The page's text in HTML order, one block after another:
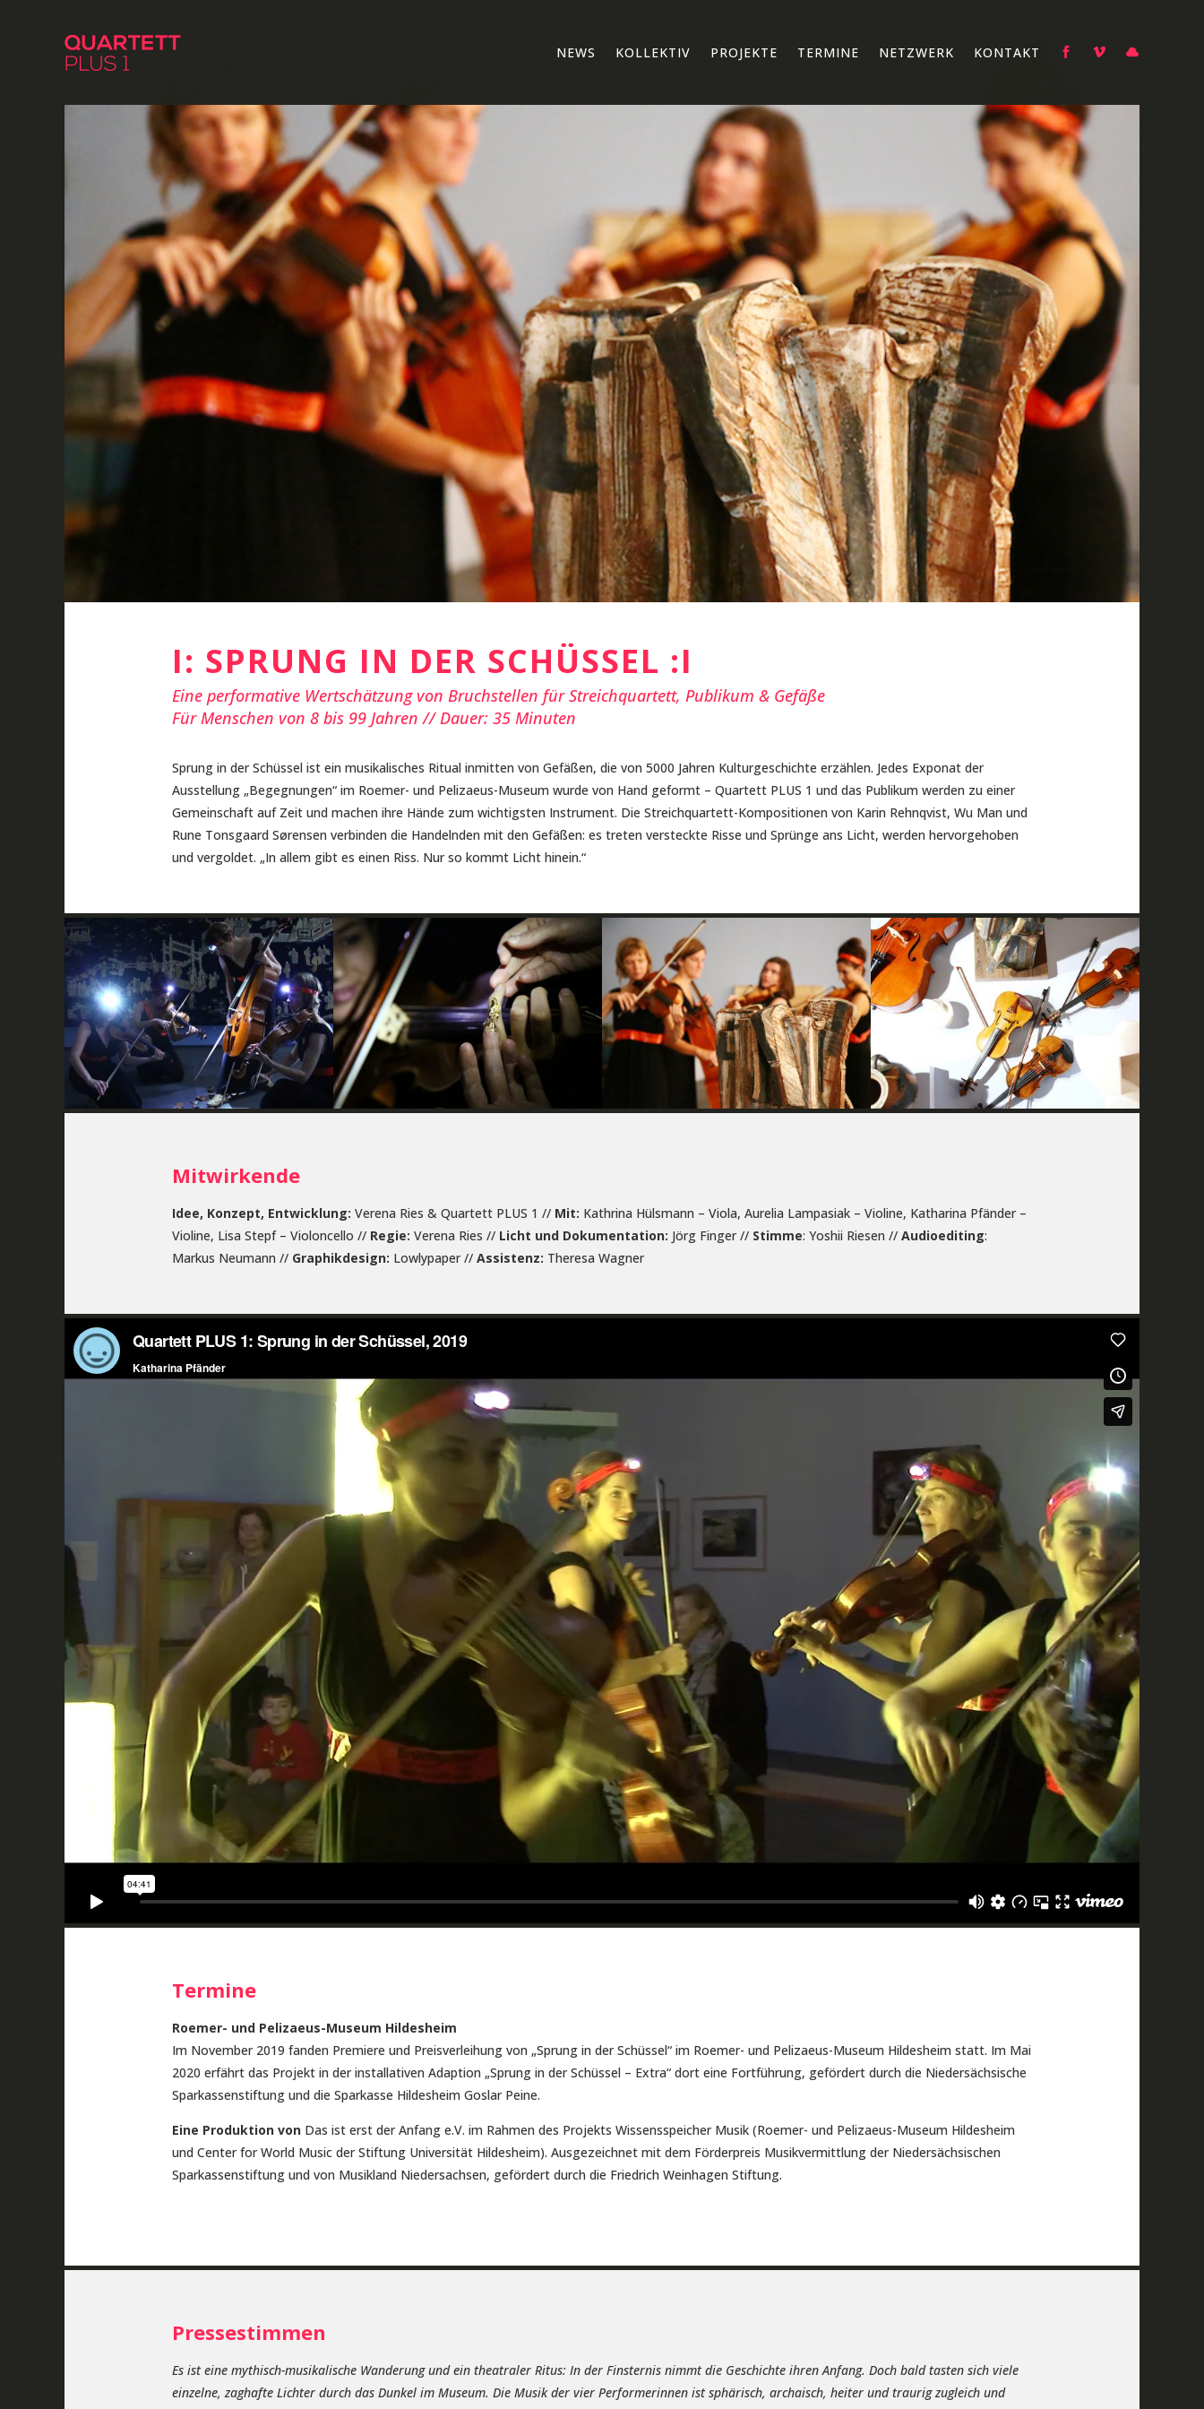
NEWS KOLLEKTIV PROJEKTE TERMINE NETZWERK KONTAKT
I: SPRUNG IN DER SCHÜSSEL :I
Eine performative Wertschätzung von Bruchstellen für Streichquartett, Publikum & Gefäße
Für Menschen von 8 bis 99 Jahren // Dauer: 35 Minuten
Sprung in der Schüssel ist ein musikalisches Ritual inmitten von Gefäßen, die von 5000 Jahren Kulturgeschichte erzählen. Jedes Exponat der
Ausstellung „Begegnungen“ im Roemer- und Pelizaeus-Museum wurde von Hand geformt – Quartett PLUS 1 und das Publikum werden zu einer
Gemeinschaft auf Zeit und machen ihre Hände zum wichtigsten Instrument. Die Streichquartett-Kompositionen von Karin Rehnqvist, Wu Man und
Rune Tonsgaard Sørensen verbinden die Handelnden mit den Gefäßen: es treten versteckte Risse und Sprünge ans Licht, werden hervorgehoben
und vergoldet. „In allem gibt es einen Riss. Nur so kommt Licht hinein.“
Mitwirkende
Idee, Konzept, Entwicklung: Verena Ries & Quartett PLUS 1 // Mit: Kathrina Hülsmann – Viola, Aurelia Lampasiak – Violine, Katharina Pfänder –
Violine, Lisa Stepf – Violoncello // Regie: Verena Ries // Licht und Dokumentation: Jörg Finger // Stimme: Yoshii Riesen // Audioediting:
Markus Neumann // Graphikdesign: Lowlypaper // Assistenz: Theresa Wagner
Termine
Roemer- und Pelizaeus-Museum Hildesheim
Im November 2019 fanden Premiere und Preisverleihung von „Sprung in der Schüssel“ im Roemer- und Pelizaeus-Museum Hildesheim statt. Im Mai
2020 erfährt das Projekt in der installativen Adaption „Sprung in der Schüssel – Extra“ dort eine Fortführung, gefördert durch die Niedersächsische
Sparkassenstiftung und die Sparkasse Hildesheim Goslar Peine.
Eine Produktion von Das ist erst der Anfang e.V. im Rahmen des Projekts Wissensspeicher Musik (Roemer- und Pelizaeus-Museum Hildesheim
und Center for World Music der Stiftung Universität Hildesheim). Ausgezeichnet mit dem Förderpreis Musikvermittlung der Niedersächsischen
Sparkassenstiftung und von Musikland Niedersachsen, gefördert durch die Friedrich Weinhagen Stiftung.
Pressestimmen
Es ist eine mythisch-musikalische Wanderung und ein theatraler Ritus: In der Finsternis nimmt die Geschichte ihren Anfang. Doch bald tasten sich viele
einzelne, zaghafte Lichter durch das Dunkel im Museum. Die Musik der vier Performerinnen ist sphärisch, archaisch, heiter und traurig zugleich und